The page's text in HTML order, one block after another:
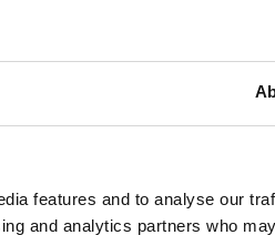
features and to analyse our
and analytics partners who
deszczem i wiatrem.
i przechowywanie.